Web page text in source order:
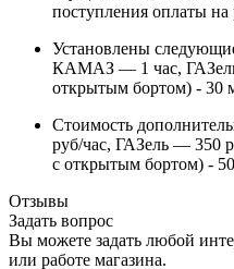
поступления оплаты
Установлены
КАМАЗ — 1 час,
открытым бортом) - 30
Стоимость
руб/час, ГАЗель — 350
с открытым бортом) -
Отзывы
Задать вопрос
Вы можете задать любой
или работе магазина.